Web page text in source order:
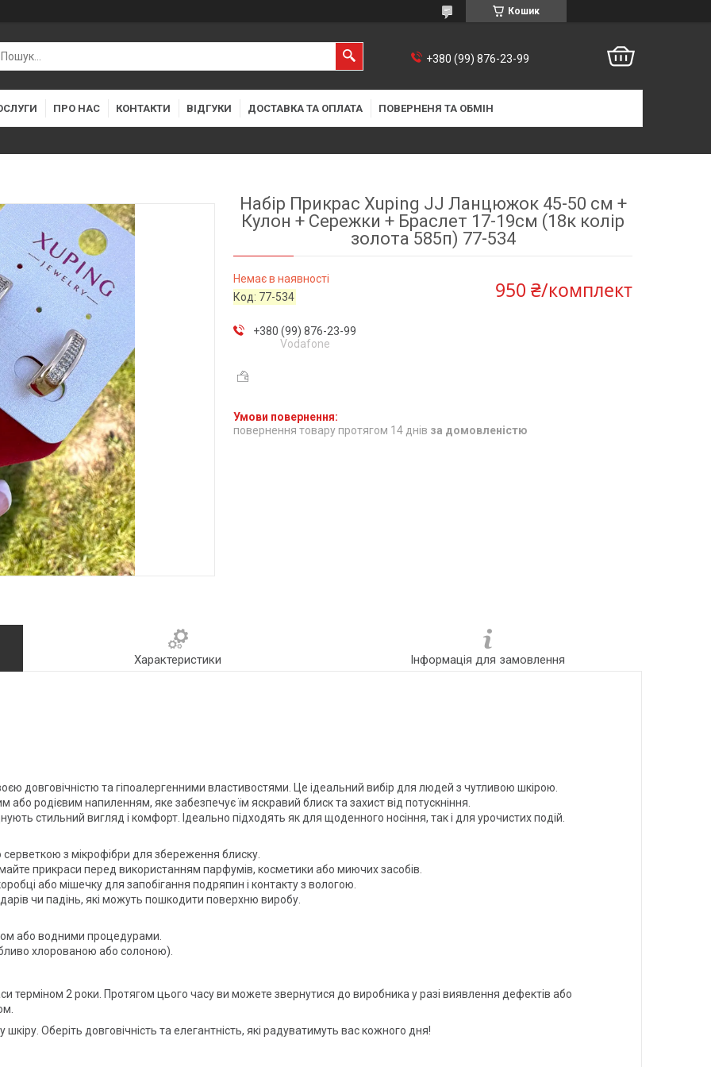
Кошик
+380 (99) 876-23-99
ПРО НАС КОНТАКТИ ВІДГУКИ ДОСТАВКА ТА ОПЛАТА ПОВЕРНЕНЯ ТА ОБМІН
Набір Прикрас Xuping JJ Ланцюжок 45-50 см +
Кулон + Сережки + Браслет 17-19см (18к колір
золота 585п) 77-534
Немає в наявності
Код: 77-534 950 ₴/комплект
+380 (99) 876-23-99
Vodafone
повернення товару протягом 14 днів за домовленістю
Характеристики Інформація для замовлення
довговічністю та гіпоалергенними властивостями. Це ідеальний вибір для людей з чутливою шкірою.
родієвим напиленням, яке забезпечує їм яскравий блиск та захист від потускніння.
стильний вигляд і комфорт. Ідеально підходять як для щоденного носіння, так і для урочистих подій.
з мікрофібри для збереження блиску.
прикраси перед використанням парфумів, косметики або миючих засобів.
або мішечку для запобігання подряпин і контакту з вологою.
чи падінь, які можуть пошкодити поверхню виробу.
або водними процедурами.
хлорованою або солоною).
терміном 2 роки. Протягом цього часу ви можете звернутися до виробника у разі виявлення дефектів або
Оберіть довговічність та елегантність, які радуватимуть вас кожного дня!